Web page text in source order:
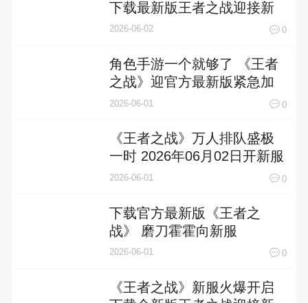
下载最新版王者之战迎接新
征程
2026-06-02 0
角色手游一个就够了 《王者
之战》迎官方最新版紧急加
开新服
2026-06-01 0
《王者之战》万人排队盛极
一时 2026年06月02日开新服
迎大佬回归
2026-06-01 0
下载官方最新版《王者之
战》 磨刀霍霍向新服
2026-06-01 0
《王者之战》新服火爆开启